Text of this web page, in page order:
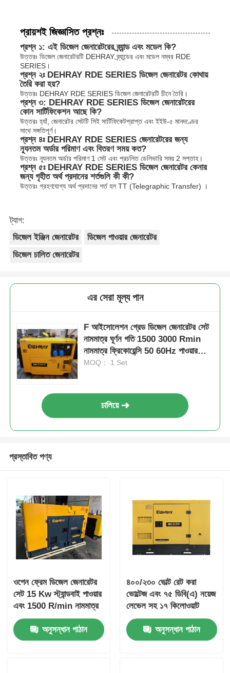
প্রায়শই জিজ্ঞাসিত প্রশ্নঃ
প্রশ্ন ১: এই ডিজেল জেনারেটরের ব্র্যান্ড এবং মডেল কি?
উত্তরঃ ডিজেল জেনারেটরটি DEHRAY ব্র্যান্ডের এবং মডেল নম্বর RDE
SERIES।
প্রশ্ন ২ঃ DEHRAY RDE SERIES ডিজেল জেনারেটর কোথায়
তৈরি করা হয়?
উত্তরঃ DEHRAY RDE SERIES ডিজেল জেনারেটরটি চীনে তৈরি।
প্রশ্ন ৩: DEHRAY RDE SERIES ডিজেল জেনারেটরের
কোন সার্টিফিকেশন আছে কি?
উত্তরঃ হ্যাঁ, জেনারেটর সেটটি সিই সার্টিফিকেটপ্রাপ্ত এবং ইইউ-৫ মানদণ্ডের
সাথে সঙ্গতিপূর্ণ।
প্রশ্ন ৪ঃ DEHRAY RDE SERIES জেনারেটরের জন্য
ন্যূনতম অর্ডার পরিমাণ এবং বিতরণ সময় কত?
উত্তরঃ ন্যূনতম অর্ডার পরিমাণ 1 সেট এবং প্রচলিত ডেলিভারি সময় 2 সপ্তাহ।
প্রশ্ন ৫ঃ DEHRAY RDE SERIES ডিজেল জেনারেটর কেনার
জন্য গৃহীত অর্থ প্রদানের শর্তগুলি কী কী?
উত্তরঃ গ্রহণযোগ্য অর্থ প্রদানের শর্ত হল TT (Telegraphic Transfer) ।
ট্যাগ:
ডিজেল ইঞ্জিন জেনারেটর
ডিজেল পাওয়ার জেনারেটর
ডিজেল চালিত জেনারেটর
এর সেরা মূল্য পান
F আইসোলেশন গ্রেড ডিজেল জেনারেটর সেট
নামমাত্র ঘূর্ণন গতি 1500 3000 Rmin
নামমাত্র ফ্রিকোয়েন্সি 50 60Hz পাওয়ার
সাপ্লাই সমাধান
MOQ： 1 Set
চালিয়ে
প্রস্তাবিত পণ্য
ওপেন ফ্রেম ডিজেল জেনারেটর
সেট 15 Kw স্ট্যান্ডবাই পাওয়ার
এবং 1500 R/min নামমাত্র
গতির সাথে
অনুসন্ধান পাঠান
৪০০/২৩০ ভোল্ট রেট করা
ভোল্টেজ এবং ৭৫ ডিবি(এ) নয়েজ
লেভেল সহ ১৭ কিলোওয়াট
ইঞ্জিন রেট করা পাওয়ার ডিজেল
জেনারেটর সেটঅনুসন্ধান পাঠান